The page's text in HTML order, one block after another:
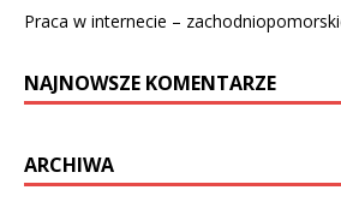
Praca w internecie –
NAJNOWSZE KOMENTARZE
ARCHIWA